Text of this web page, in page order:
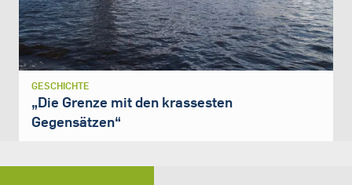
GESCHICHTE
„Die Grenze mit den krassesten
Gegensätzen“